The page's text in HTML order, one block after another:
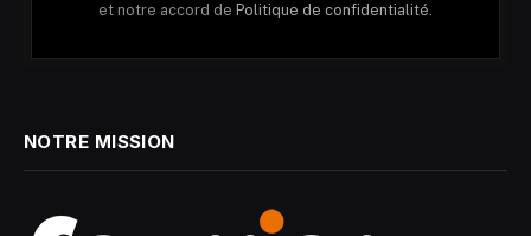
et notre accord de Politique de confidentialité.
NOTRE MISSION